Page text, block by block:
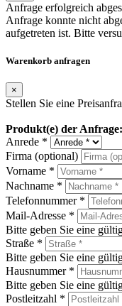
Anfrage erfolgreich
Anfrage konnte nicht
aufgetreten ist. Bitte
Warenkorb anfragen
×
Stellen Sie eine
Produkt(e) der Anfrage:
Anrede *
Firma (optional)
Vorname *
Nachname *
Telefonnummer *
Mail-Adresse *
Bitte geben Sie eine
Straße *
Bitte geben Sie eine
Hausnummer *
Bitte geben Sie eine
Postleitzahl *